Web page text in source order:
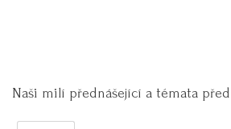
Naši milí přednášející a témata